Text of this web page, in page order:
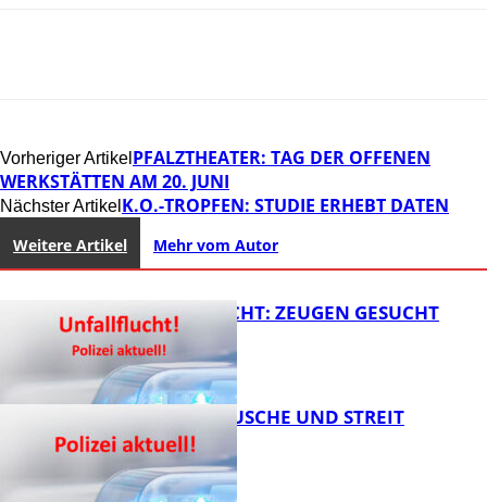
Vorheriger Artikel PFALZTHEATER: TAG DER OFFENEN
WERKSTÄTTEN AM 20. JUNI
Nächster Artikel K.O.-TROPFEN: STUDIE ERHEBT DATEN
Weitere Artikel Mehr vom Autor
UNFALLFLUCHT: ZEUGEN GESUCHT
KNALLGERÄUSCHE UND STREIT